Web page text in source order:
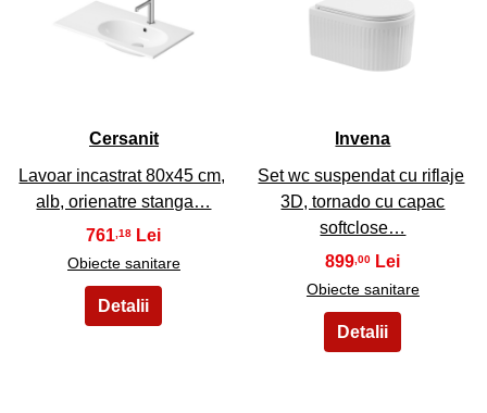
Cersanit
Lavoar incastrat 80x45 cm,
alb, orienatre stanga…
761 ,18
Obiecte sanitare
Invena
Set wc suspendat cu riflaje
3D, tornado cu capac
softclose…
899 ,00
Obiecte sanitare